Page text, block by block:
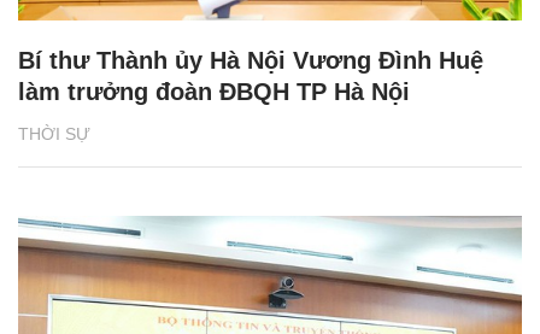
THỜI SỰ
Bí thư Thành ủy Hà Nội Vương Đình Huệ
làm trưởng đoàn ĐBQH TP Hà Nội